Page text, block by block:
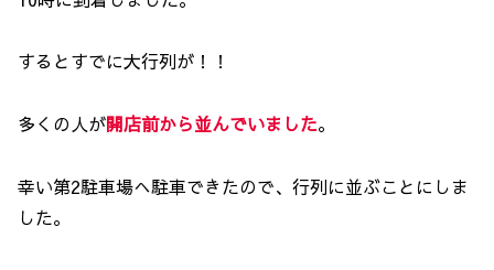
するとすでに大行列が！！
多くの人が開店前から並んでいました。
幸い第2駐車場へ駐車できたので、行列に並ぶことにしま
した。